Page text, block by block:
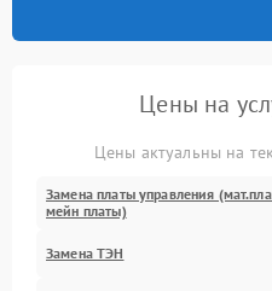
Цены на
Цены актуальны на
Замена платы управления
мейн платы)
Замена ТЭН